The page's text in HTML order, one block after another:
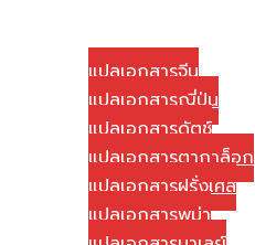
บริการแปลเอกสาร
แปลเอกสารจีน
แปลเอกสารญี่ปุ่น
แปลเอกสารดัตช์
แปลเอกสารตากาล็อก
แปลเอกสารฝรั่งเศส
แปลเอกสารพม่า